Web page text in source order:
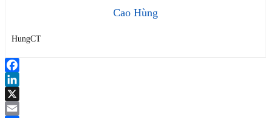
Cao Hùng
HungCT
Facebook
LinkedIn
X